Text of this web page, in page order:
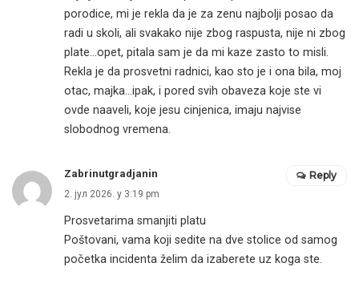
porodice, mi je rekla da je za zenu najbolji posao da
radi u skoli, ali svakako nije zbog raspusta, nije ni zbog
plate…opet, pitala sam je da mi kaze zasto to misli.
Rekla je da prosvetni radnici, kao sto je i ona bila, moj
otac, majka…ipak, i pored svih obaveza koje ste vi
ovde naaveli, koje jesu cinjenica, imaju najvise
slobodnog vremena.
Zabrinutgradjanin
2. јул 2026. у 3:19 pm
Prosvetarima smanjiti platu
Poštovani, vama koji sedite na dve stolice od samog
početka incidenta želim da izaberete uz koga ste.
Reply